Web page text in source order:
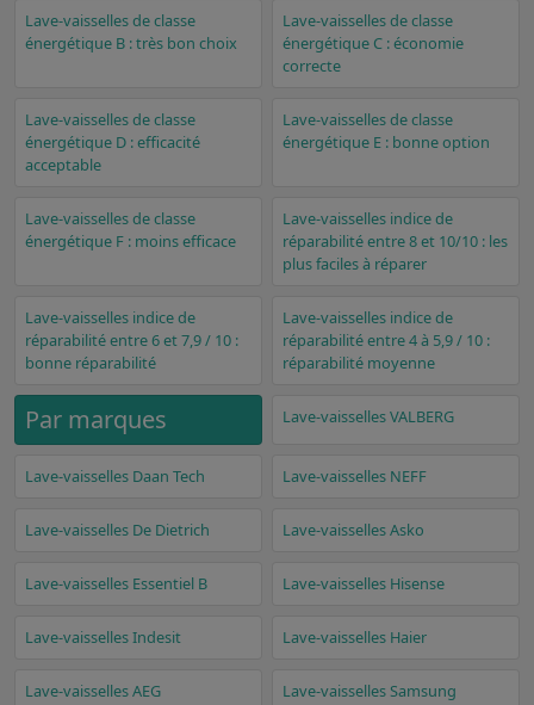
Lave-vaisselles de classe
énergétique B : très bon choix
Lave-vaisselles de classe
énergétique C : économie
correcte
Lave-vaisselles de classe
énergétique D : efficacité
acceptable
Lave-vaisselles de classe
énergétique E : bonne option
Lave-vaisselles de classe
énergétique F : moins efficace
Lave-vaisselles indice de
réparabilité entre 8 et 10/10 : les
plus faciles à réparer
Lave-vaisselles indice de
réparabilité entre 6 et 7,9 / 10 :
bonne réparabilité
Lave-vaisselles indice de
réparabilité entre 4 à 5,9 / 10 :
réparabilité moyenne
Par marques Lave-vaisselles VALBERG
Lave-vaisselles Daan Tech Lave-vaisselles NEFF
Lave-vaisselles De Dietrich Lave-vaisselles Asko
Lave-vaisselles Essentiel B Lave-vaisselles Hisense
Lave-vaisselles Indesit Lave-vaisselles Haier
Lave-vaisselles AEG Lave-vaisselles Samsung